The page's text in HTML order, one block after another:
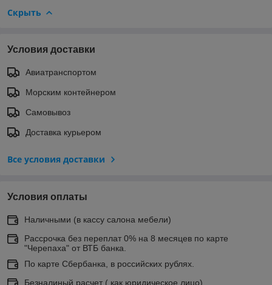
Скрыть
Условия доставки
Авиатранспортом
Морским контейнером
Самовывоз
Доставка курьером
Все условия доставки
Условия оплаты
Наличными (в кассу салона мебели)
Рассрочка без переплат 0% на 8 месяцев по карте
"Черепаха" от ВТБ банка.
По карте Сбербанка, в российских рублях.
Безналиный расчет ( как юридическое лицо)